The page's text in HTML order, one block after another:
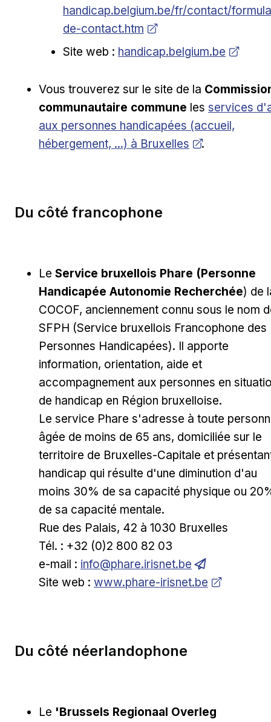
handicap.belgium.be/fr/contact/
de-contact.htm
Site web : Ouvrir dans une nouvelle
handicap.belgium.be
Vous trouverez sur le site de la
communautaire commune les Ouvrir
services
aux personnes handicapées (accueil,
hébergement, ...) à Bruxelles
.
Du côté francophone
Le Service bruxellois Phare (Personne
Handicapée Autonomie Recherchée) de
COCOF, anciennement connu sous le nom
SFPH (Service bruxellois Francophone des
Personnes Handicapées). Il apporte
information, orientation, aide et
accompagnement aux personnes en
de handicap en Région bruxelloise.
Le service Phare s'adresse à toute
âgée de moins de 65 ans, domiciliée sur le
territoire de Bruxelles-Capitale et
handicap qui résulte d'une diminution d'au
moins 30% de sa capacité physique ou
de sa capacité mentale.
Rue des Palais, 42 à 1030 Bruxelles
Tél. : +32 (0)2 800 82 03
e-mail : info@phare.irisnet.be
Site web : Ouvrir dans une nouvelle fenêtre
www.phare-irisnet.be
Du côté néerlandophone
Le 'Brussels Regionaal Overleg